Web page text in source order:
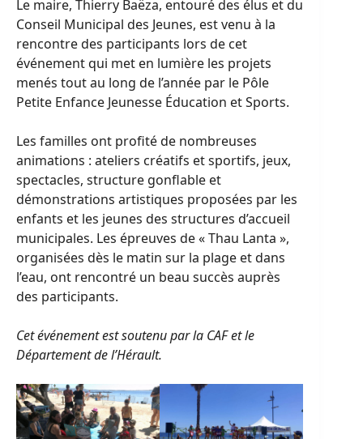
Le maire, Thierry Baëza, entouré des élus et du
Conseil Municipal des Jeunes, est venu à la
rencontre des participants lors de cet
événement qui met en lumière les projets
menés tout au long de l’année par le Pôle
Petite Enfance Jeunesse Éducation et Sports.
Les familles ont profité de nombreuses
animations : ateliers créatifs et sportifs, jeux,
spectacles, structure gonflable et
démonstrations artistiques proposées par les
enfants et les jeunes des structures d’accueil
municipales. Les épreuves de « Thau Lanta »,
organisées dès le matin sur la plage et dans
l’eau, ont rencontré un beau succès auprès
des participants.
Cet événement est soutenu par la CAF et le
Département de l’Hérault.